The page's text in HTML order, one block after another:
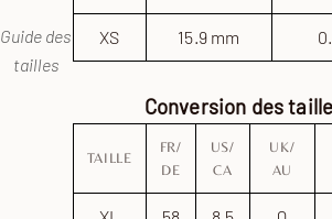
Guide des
tailles
XS 15.9 mm
Conversion des
TAILLE
FR/
DE
US/
CA
UK/
AU